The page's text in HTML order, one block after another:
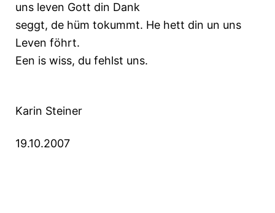
uns leven Gott din Dank
seggt, de hüm tokummt. He hett din un uns
Leven föhrt.
Een is wiss, du fehlst uns.
Karin Steiner
19.10.2007